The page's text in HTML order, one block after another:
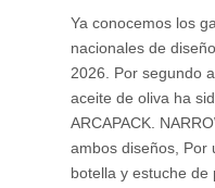
Ya conocemos los
nacionales de
2026. Por segundo
aceite de oliva ha
ARCAPACK.
ambos diseños, Por
botella y estuche de